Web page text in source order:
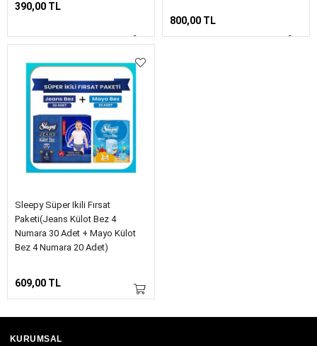
390,00 TL
800,00 TL
Sleepy Süper Ikili Fırsat
Paketi(Jeans Külot Bez 4
Numara 30 Adet + Mayo Külot
Bez 4 Numara 20 Adet)
609,00 TL
KURUMSAL